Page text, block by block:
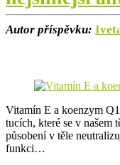
Autor příspěvku:
Vitamín E a koenzym
tucích, které se v
působení v těle
funkci…